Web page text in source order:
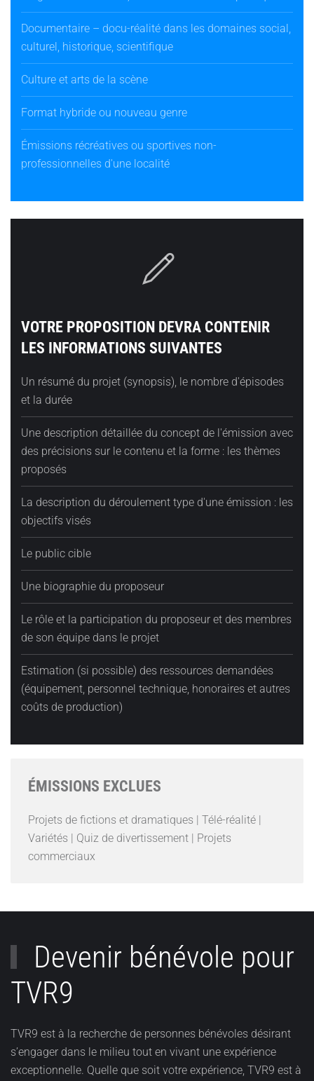
Documentaire – docu-réalité dans les domaines social,
culturel, historique, scientifique
Culture et arts de la scène
Format hybride ou nouveau genre
Émissions récréatives ou sportives non-
professionnelles d'une localité
VOTRE PROPOSITION DEVRA CONTENIR
LES INFORMATIONS SUIVANTES
Un résumé du projet (synopsis), le nombre d'épisodes
et la durée
Une description détaillée du concept de l'émission avec
des précisions sur le contenu et la forme : les thèmes
proposés
La description du déroulement type d'une émission : les
objectifs visés
Le public cible
Une biographie du proposeur
Le rôle et la participation du proposeur et des membres
de son équipe dans le projet
Estimation (si possible) des ressources demandées
(équipement, personnel technique, honoraires et autres
coûts de production)
ÉMISSIONS EXCLUES
Projets de fictions et dramatiques | Télé-réalité |
Variétés | Quiz de divertissement | Projets
commerciaux
Devenir bénévole pour
TVR9
TVR9 est à la recherche de personnes bénévoles désirant
s’engager dans le milieu tout en vivant une expérience
exceptionnelle. Quelle que soit votre expérience, TVR9 est à